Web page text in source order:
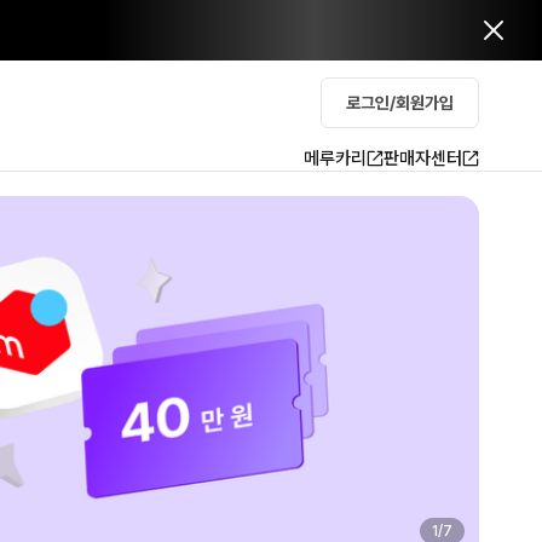
로그인/회원가입
메루카리 판매자센터
2/7